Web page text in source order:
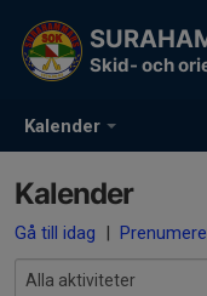
Kalender
Skid- och
Kalender
Gå till idag |